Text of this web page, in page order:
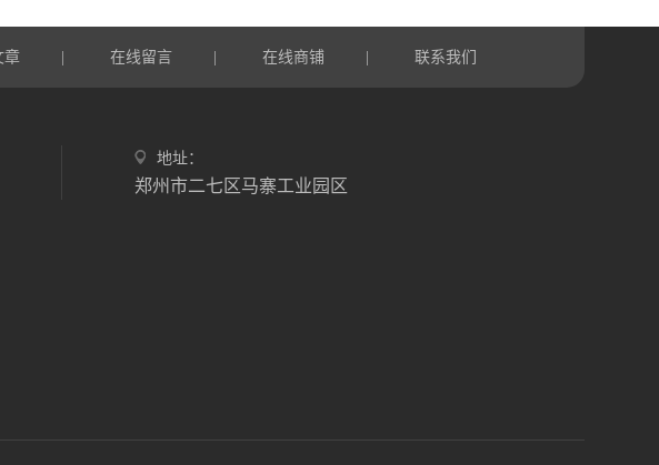
章 在线留言 在线商铺 联系我们
地址：
郑州市二七区马寨工业园区